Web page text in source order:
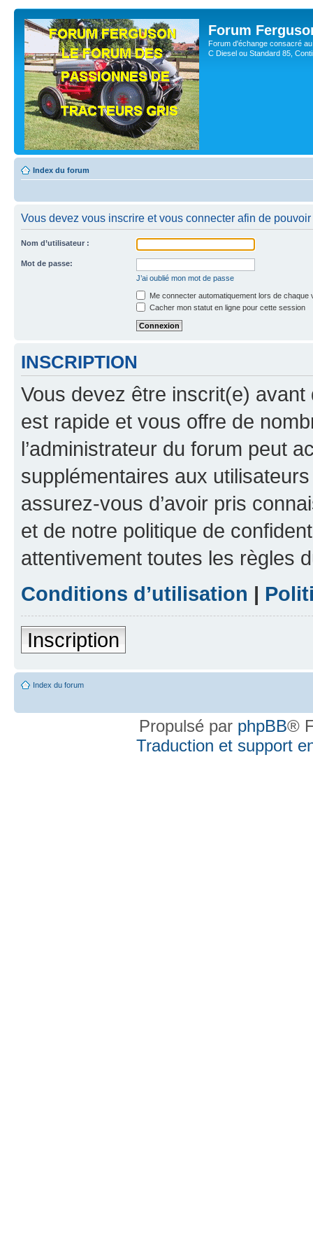
Forum
Forum d'échange consacré
C Diesel ou Standard 85,
Index du forum
Vous devez vous inscrire et vous connecter afin de
Nom d’utilisateur :
Mot de passe:
J’ai oublié mon mot de passe
Me connecter automatiquement lors de chaque
Cacher mon statut en ligne pour cette session
INSCRIPTION
Vous devez être inscrit(e) avant
est rapide et vous offre de
l’administrateur du forum peut
supplémentaires aux
assurez-vous d’avoir pris
et de notre politique de
attentivement toutes les règles
Conditions d’utilisation |
Inscription
Index du forum
Propulsé par phpBB®
Traduction et support